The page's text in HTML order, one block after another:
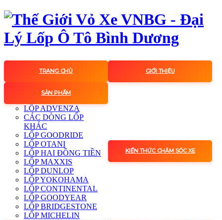
TRANG CHỦ GIỚI THIỆU
SẢN PHẨM
LỐP ADVENZA
CÁC DÒNG LỐP
KHÁC
LỐP GOODRIDE
LỐP OTANI
LỐP HAI ĐỒNG TIỀN
LỐP MAXXIS
LỐP DUNLOP
LỐP YOKOHAMA
LỐP CONTINENTAL
LỐP GOODYEAR
LỐP BRIDGESTONE
LỐP MICHELIN
KIẾN THỨC CHĂM SÓC XE